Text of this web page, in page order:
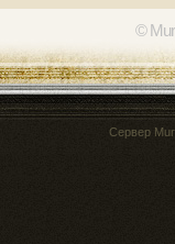
©
Сервер